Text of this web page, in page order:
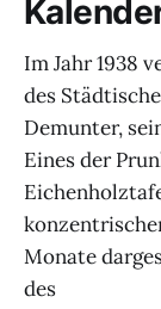
Im Jahr 1938
des
Demunter,
Eines der
Monate
des